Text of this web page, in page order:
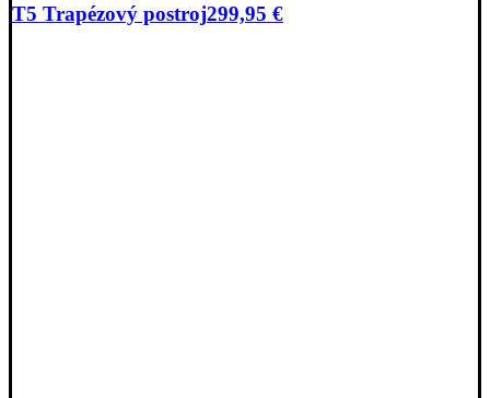
T5 Trapézový postroj299,95 €